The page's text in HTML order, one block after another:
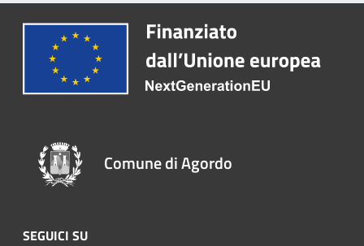
Comune di Agordo
SEGUICI SU